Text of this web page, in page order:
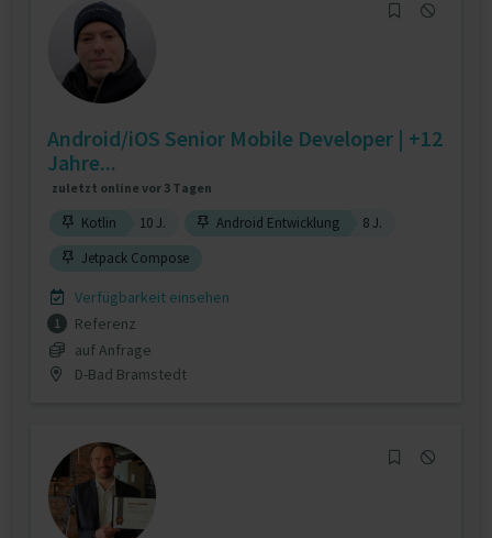
Android/iOS Senior Mobile Developer | +12
Jahre...
zuletzt online vor 3 Tagen
Kotlin 10 J. Android Entwicklung
8 J.
Jetpack Compose
Verfügbarkeit einsehen
1
Referenz
auf Anfrage
D-Bad Bramstedt